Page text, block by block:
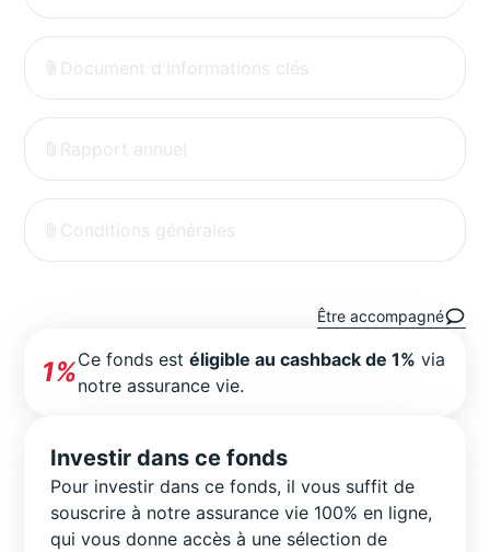
Document d'informations clés
Rapport annuel
Conditions générales
Être accompagné
1%Ce fonds estéligible au cashback de 1% via
notre assurance vie.
Investir dans ce fonds
Pour investir dans ce fonds, il vous suffit de
souscrire à notre assurance vie 100% en ligne,
qui vous donne accès à une sélection de